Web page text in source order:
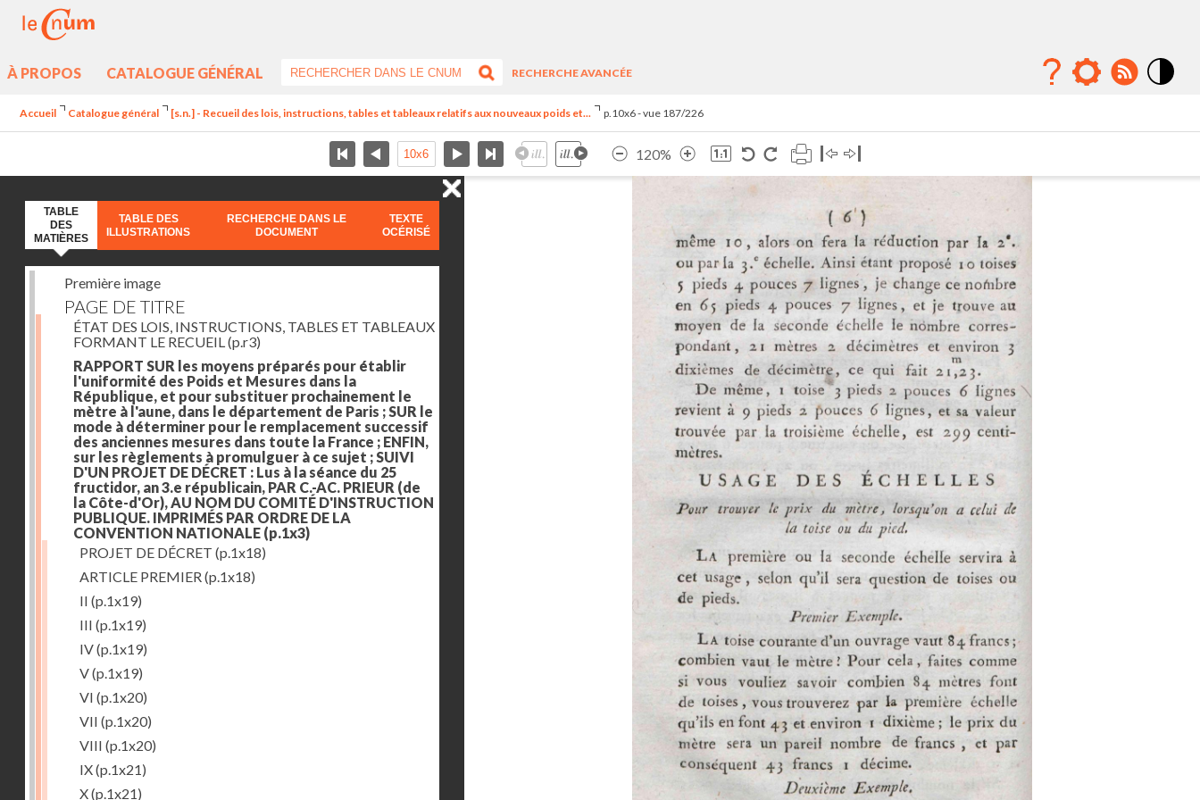
À PROPOS CATALOGUE GÉNÉRAL
RECHERCHE AVANCÉE
Accueil Catalogue général [s.n.] - Recueil des lois, instructions, tables et tableaux relatifs aux nouveaux poids et... p.10x6 - vue 187/226
120%
TABLE
DES
MATIÈRES
TABLE DES
ILLUSTRATIONS
RECHERCHE DANS LE
DOCUMENT
TEXTE
OCÉRISÉ
Première image
PAGE DE TITRE
ÉTAT DES LOIS, INSTRUCTIONS, TABLES ET TABLEAUX
FORMANT LE RECUEIL(p.r3)
RAPPORT SUR les moyens préparés pour établir
l'uniformité des Poids et Mesures dans la
République, et pour substituer prochainement le
mètre à l'aune, dans le département de Paris ; SUR le
mode à déterminer pour le remplacement successif
des anciennes mesures dans toute la France ; ENFIN,
sur les règlements à promulguer à ce sujet ; SUIVI
D'UN PROJET DE DÉCRET : Lus à la séance du 25
fructidor, an 3.e républicain, PAR C.-AC. PRIEUR (de
la Côte-d'Or), AU NOM DU COMITÉ D'INSTRUCTION
PUBLIQUE. IMPRIMÉS PAR ORDRE DE LA
CONVENTION NATIONALE (p.1x3)
PROJET DE DÉCRET (p.1x18)
ARTICLE PREMIER(p.1x18)
II (p.1x19)
III (p.1x19)
IV(p.1x19)
V(p.1x19)
VI (p.1x20)
VII (p.1x20)
VIII (p.1x20)
IX(p.1x21)
X(p.1x21)